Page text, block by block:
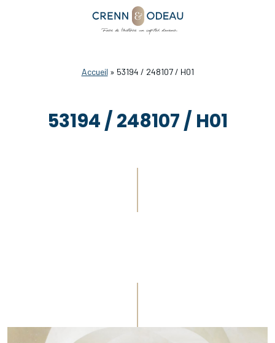
Accueil » 53194 / 248107 / H01
53194 / 248107 / H01